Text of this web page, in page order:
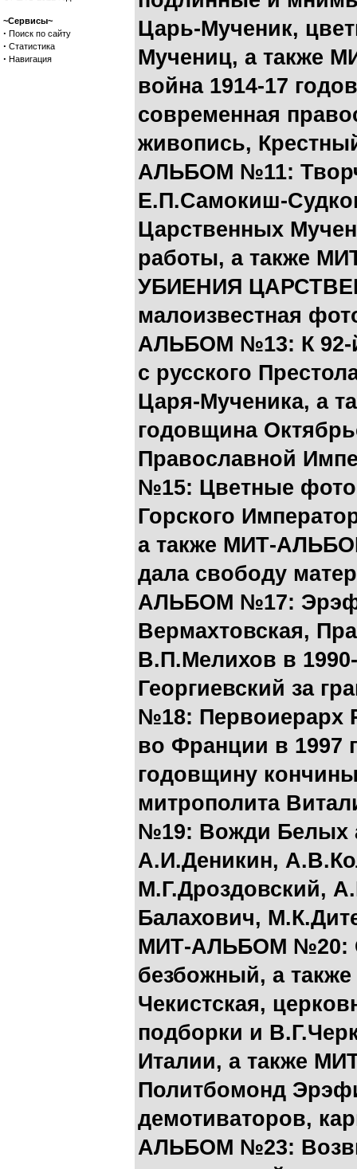
~Сервисы~
· Поиск по сайту
· Статистика
· Навигация
Царь-Мученик,
Мучениц, а также
война 1914-17
современная
живопись,
АЛЬБОМ №11:
Е.П.Самокиш-
Царственных
работы, а также
УБИЕНИЯ
малоизвестная
АЛЬБОМ №13: К
с русского
Царя-Мученика, а
годовщина
Православной
№15: Цветные
Горского
а также МИТ-
дала свободу
АЛЬБОМ №17:
Вермахтовская,
В.П.Мелихов в
Георгиевский за
№18: Первоиерарх
во Франции в 1997
годовщину
митрополита
№19: Вожди Белых
А.И.Деникин,
М.Г.Дроздовский,
Балахович,
МИТ-АЛЬБОМ №20:
безбожный, а также
Чекистская,
подборки и
Италии, а также
Политбомонд
демотиваторов,
АЛЬБОМ №23: